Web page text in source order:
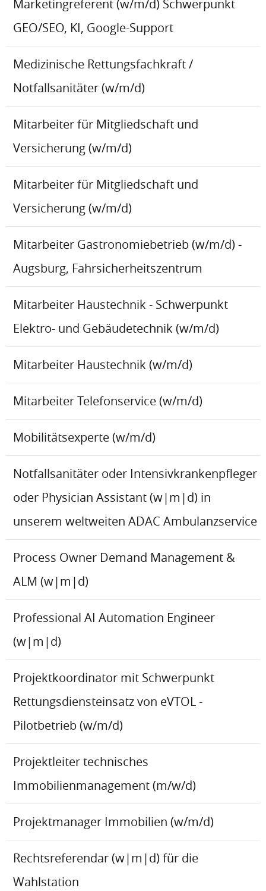
Marketingreferent (w/m/d) Schwerpunkt
GEO/SEO, KI, Google-Support
Medizinische Rettungsfachkraft /
Notfallsanitäter (w/m/d)
Mitarbeiter für Mitgliedschaft und
Versicherung (w/m/d)
Mitarbeiter für Mitgliedschaft und
Versicherung (w/m/d)
Mitarbeiter Gastronomiebetrieb (w/m/d) -
Augsburg, Fahrsicherheitszentrum
Mitarbeiter Haustechnik - Schwerpunkt
Elektro- und Gebäudetechnik (w/m/d)
Mitarbeiter Haustechnik (w/m/d)
Mitarbeiter Telefonservice (w/m/d)
Mobilitätsexperte (w/m/d)
Notfallsanitäter oder Intensivkrankenpfleger
oder Physician Assistant (w|m|d) in
unserem weltweiten ADAC Ambulanzservice
Process Owner Demand Management &
ALM (w|m|d)
Professional AI Automation Engineer
(w|m|d)
Projektkoordinator mit Schwerpunkt
Rettungsdiensteinsatz von eVTOL -
Pilotbetrieb (w/m/d)
Projektleiter technisches
Immobilienmanagement (m/w/d)
Projektmanager Immobilien (w/m/d)
Rechtsreferendar (w|m|d) für die
Wahlstation